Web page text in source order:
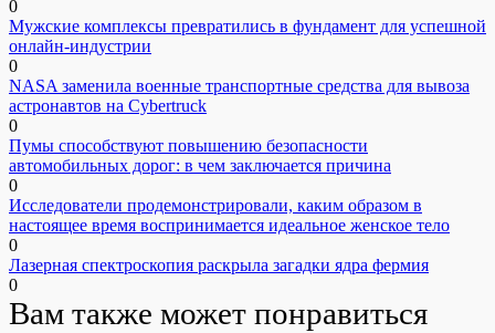
0
Мужские комплексы превратились в фундамент для успешной
онлайн-индустрии
0
NASA заменила военные транспортные средства для вывоза
астронавтов на Cybertruck
0
Пумы способствуют повышению безопасности
автомобильных дорог: в чем заключается причина
0
Исследователи продемонстрировали, каким образом в
настоящее время воспринимается идеальное женское тело
0
Лазерная спектроскопия раскрыла загадки ядра фермия
0
Вам также может понравиться